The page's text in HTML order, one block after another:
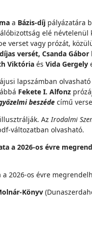
a Bázis-díj pályázatára
elé névtelenül
verset vagy prózát,
versét, Csanda Gábor
Viktória és Vida Gergely
lapszámban olvasható
Fekete I. Alfonz
beszéde című
AzIrodalmi
változatban olvasható.
a 2026-os évre
2026-os évre
Könyv